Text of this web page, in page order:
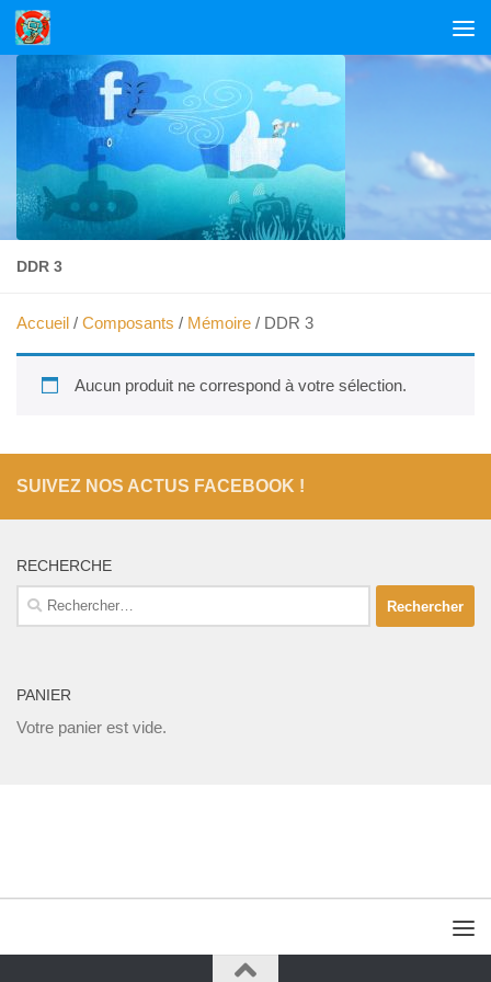
Skip to content
DDR 3
Accueil / Composants / Mémoire / DDR 3
Aucun produit ne correspond à votre sélection.
SUIVEZ NOS ACTUS FACEBOOK !
RECHERCHE
Rechercher :
PANIER
Votre panier est vide.